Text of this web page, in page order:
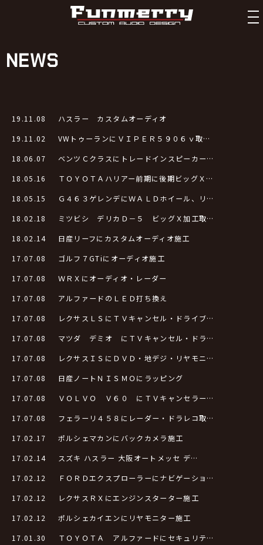
NEWS
19.11.08
ハスラー カスタムオーディオ
19.11.02
VWトゥーランにＶＩＰＥＲ５９０６ｖ取…
18.06.07
ベンツＣクラスにトレードインスピーカー…
18.05.16
ＴＯＹＯＴＡハリアー前期に後期ビッグＸ…
18.05.15
Ｇ４６３ゲレンデにＷＡＬＤホイール、リ…
18.02.18
ミツビシ デリカＤ－５ ビッグＸ加工取…
18.02.14
日産リーフにカスタムオーディオ施工
17.07.08
ゴルフ７GTiにオーディオ施工
17.07.08
ＷＲＸにオーディオ・レーダー
17.07.08
アルファードのＬＥＤ打ち換え
17.07.08
レクサスＬＳにＴＶキャンセル・ドライブ…
17.07.08
マツダ デミオ にＴＶキャンセル・ドラ…
17.07.08
レクサスＩＳにＤＶＤ・地デジ・リヤモニ…
17.07.08
日産ノートＮＩＳＭＯにラッピング
17.07.08
ＶＯＬＶＯ Ｖ６０ にＴＶキャンセラー…
17.07.08
フェラーリ４５８にレーダー・ドラレコ取…
17.02.17
ポルシェマカンにバックカメラ施工
17.02.14
スズキ ハスラー 大阪オートメッセ デ…
17.02.12
ＦＯＲＤエクスプローラーにナビゲーショ…
17.02.12
レクサスＲＸにエンジンスターター施工
17.02.12
ポルシェカイエンにリヤモニター施工
17.01.30
ＴＯＹＯＴＡ アルファードにセキュリテ…